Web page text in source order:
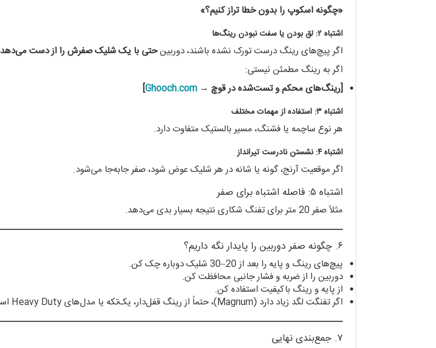
«چگونه اسکوپ را بدون خطا تراز کنیم؟»
اشتباه ۲: لق بودن یا سفت نبودن رینگ‌ها
اگر پیچ‌های رینگ درست تورک نشده باشند، دوربینحتی با یک شلیک صفرش را از دست می‌دهد
اگر به رینگ مطمئن نیستی:
[رینگ‌های محکم و تست‌شده در قوچ → Ghooch.com
]
اشتباه ۳: استفاده از مهمات مختلف
هر نوع ساچمه یا فشنگ، مسیر بالستیک متفاوت دارد.
اشتباه ۴: نشستن نادرست تیرانداز
اگر موقعیت آرنج، گونه یا شانه در هر شلیک عوض شود، صفر جابه‌جا می‌شود.
اشتباه ۵: فاصله اشتباه برای صفر
مثلاً صفر 20 متر برای تفنگ شکاری نتیجه بسیار بدی می‌دهد.
۶. چگونه صفر دوربین را پایدار نگه داریم؟
پیچ‌های رینگ و پایه را بعد از 20–30 شلیک دوباره چک کن.
دوربین را از ضربه و فشار جانبی محافظت کن.
از پایه و رینگ باکیفیت استفاده کن.
اگر تفنگت لگد زیاد دارد (Magnum)، حتماً از رینگ قفل‌دار، یک‌تکه یا مدل‌های Heavy Duty استفاده کن.
۷. جمع‌بندی نهایی